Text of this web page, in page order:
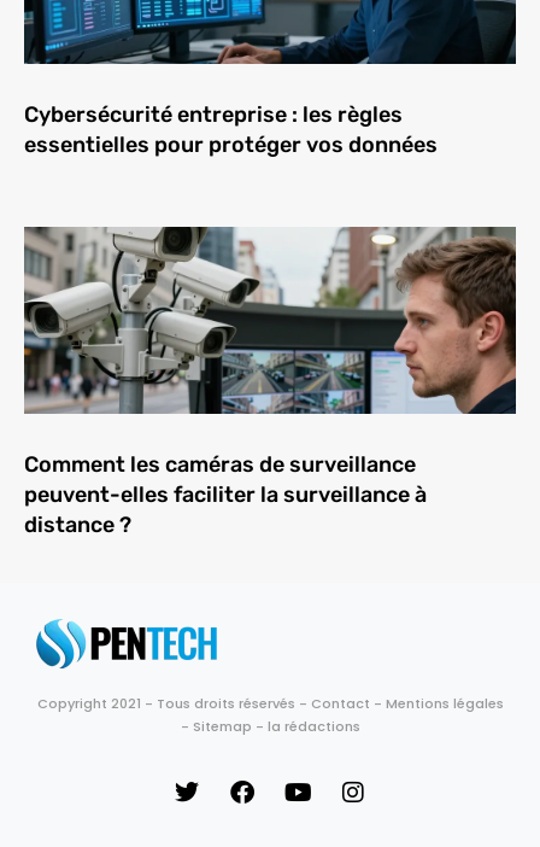
Cybersécurité entreprise : les règles
essentielles pour protéger vos données
Comment les caméras de surveillance
peuvent-elles faciliter la surveillance à
distance ?
Copyright 2021 - Tous droits réservés - Contact - Mentions légales
- Sitemap - la rédactions